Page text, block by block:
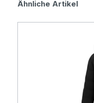
Produktgalerie
Ähnliche Artikel